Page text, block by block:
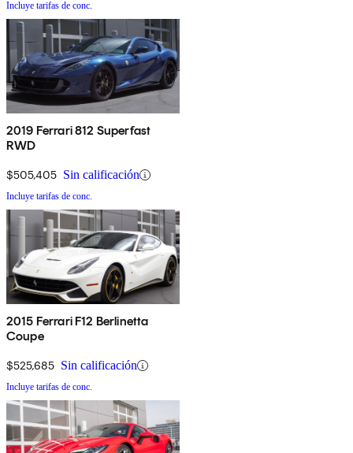
Incluye tarifas de conc.
2019 Ferrari 812 Superfast
RWD
$505,405 Sin calificación
Incluye tarifas de conc.
2015 Ferrari F12 Berlinetta
Coupe
$525,685 Sin calificación
Incluye tarifas de conc.